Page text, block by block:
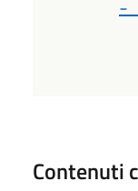
Contenuti